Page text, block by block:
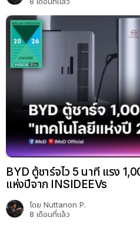
BYD ตู้ชาร์จไว 5 นาที แรง
แห่งปีจาก INSIDEEVs
โดย Nuttanon P.
8 เดือนที่แล้ว